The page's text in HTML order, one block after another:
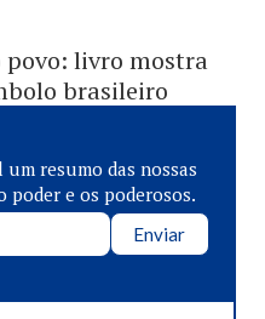
povo: livro mostra
brasileiro
resumo das nossas
poder e os poderosos.
Enviar